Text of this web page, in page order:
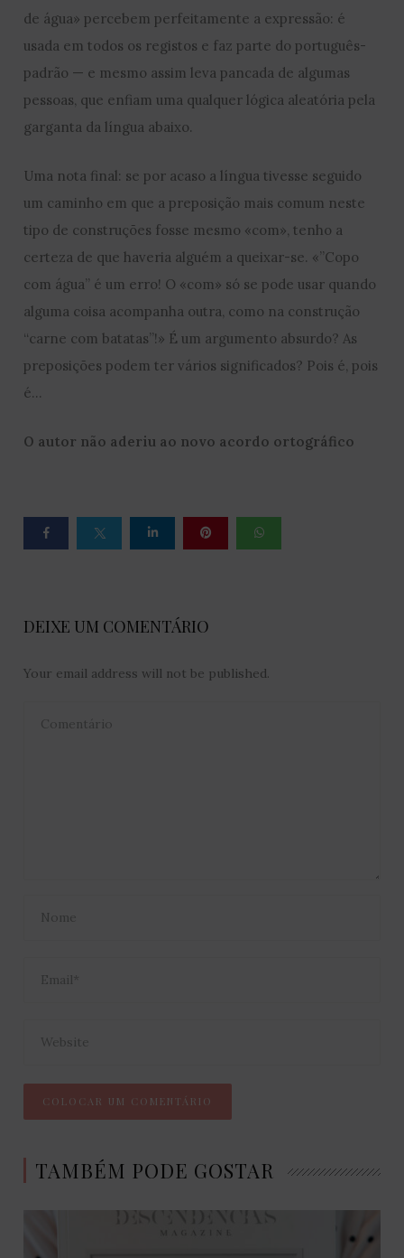
de água» percebem perfeitamente a expressão: é
usada em todos os registos e faz parte do português-
padrão — e mesmo assim leva pancada de algumas
pessoas, que enfiam uma qualquer lógica aleatória pela
garganta da língua abaixo.
Uma nota final: se por acaso a língua tivesse seguido
um caminho em que a preposição mais comum neste
tipo de construções fosse mesmo «com», tenho a
certeza de que haveria alguém a queixar-se. «”Copo
com água” é um erro! O «com» só se pode usar quando
alguma coisa acompanha outra, como na construção
“carne com batatas”!» É um argumento absurdo? As
preposições podem ter vários significados? Pois é, pois
é…
O autor não aderiu ao novo acordo ortográfico
DEIXE UM COMENTÁRIO
Your email address will not be published.
TAMBÉM PODE GOSTAR